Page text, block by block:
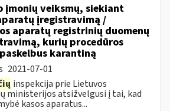
įmonių veiksmų, siekiant
įregistravimą /
aparatų registrinių duomenų
kurių procedūros
karantiną
2021-07-01
inspekcija prie Lietuvos
ministerijos atsižvelgusi į tai, kad
kasos aparatus...